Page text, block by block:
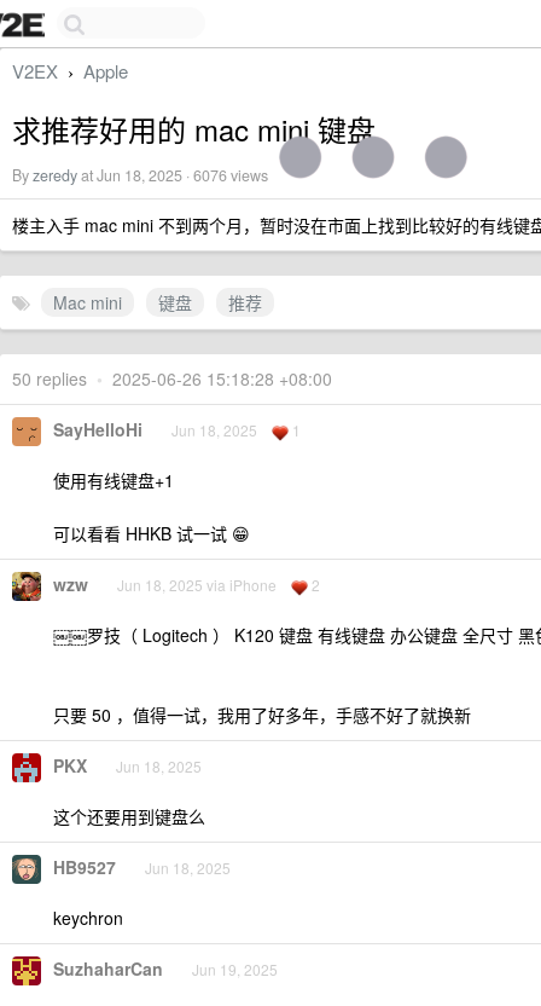
V2EX › Apple
求推荐好用的 mac mini 键盘
Byzeredyat Jun 18, 2025 · 6076 views
楼主入手 mac mini 不到两个月，暂时没在市面上找到比较好的有线键
Mac mini 键盘 推荐
50 replies • 2025-06-26 15:18:28 +08:00
SayHelloHi Jun 18, 2025 1
使用有线键盘+1
可以看看 HHKB 试一试 😁
wzw Jun 18, 2025 via iPhone 2
￼￼罗技（ Logitech ） K120 键盘 有线键盘 办公键盘 全尺寸 黑
只要 50 ，值得一试，我用了好多年，手感不好了就换新
PKX Jun 18, 2025
这个还要用到键盘么
HB9527 Jun 18, 2025
keychron
SuzhaharCan Jun 19, 2025